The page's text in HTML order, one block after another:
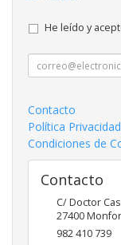
He leído y
Contacto
Política Privacidad
Condiciones de
Contacto
C/ Doctor
27400
982 410 739